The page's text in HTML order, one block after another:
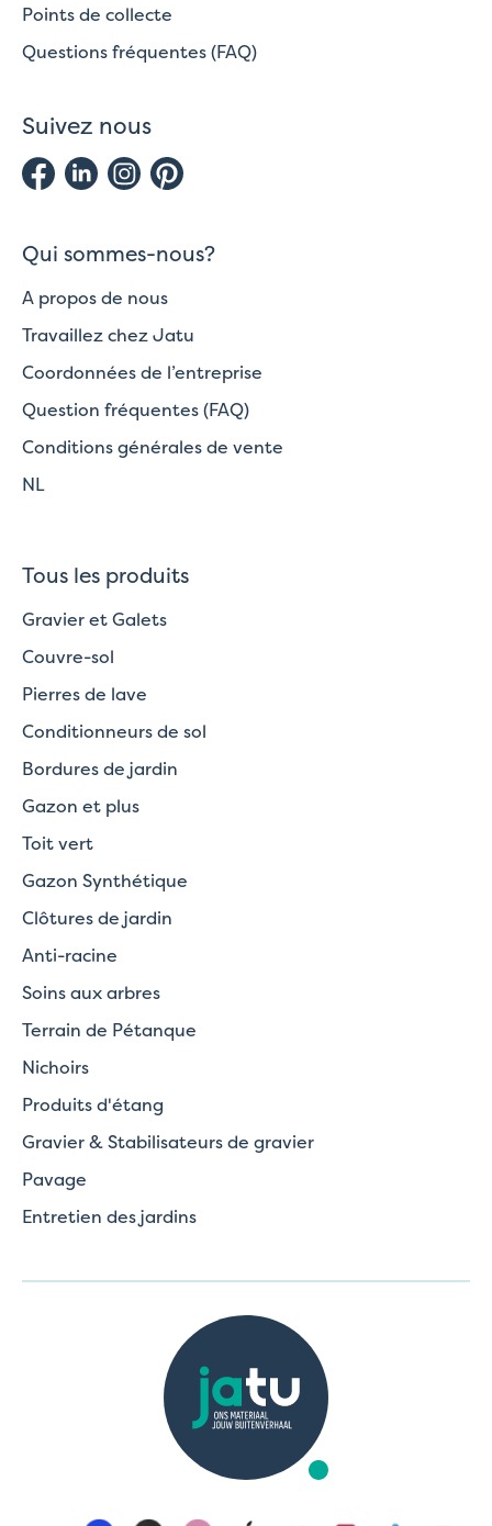
Points de collecte
Questions fréquentes (FAQ)
Suivez nous
Qui sommes-nous?
A propos de nous
Travaillez chez Jatu
Coordonnées de l’entreprise
Question fréquentes (FAQ)
Conditions générales de vente
NL
Tous les produits
Gravier et Galets
Couvre-sol
Pierres de lave
Conditionneurs de sol
Bordures de jardin
Gazon et plus
Toit vert
Gazon Synthétique
Clôtures de jardin
Anti-racine
Soins aux arbres
Terrain de Pétanque
Nichoirs
Produits d'étang
Gravier & Stabilisateurs de gravier
Pavage
Entretien des jardins